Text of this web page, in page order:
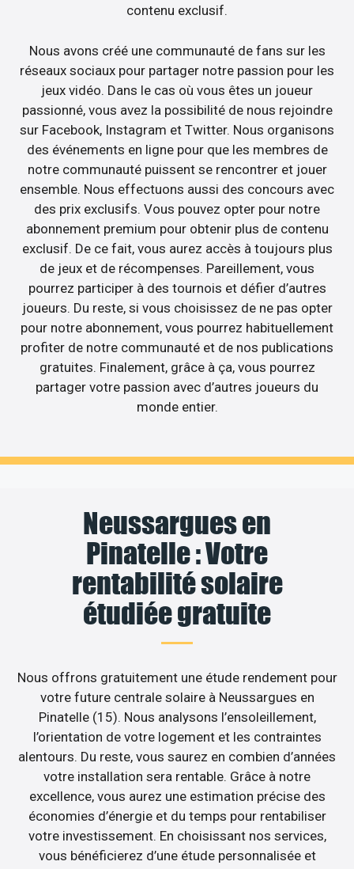
contenu exclusif.
Nous avons créé une communauté de fans sur les
réseaux sociaux pour partager notre passion pour les
jeux vidéo. Dans le cas où vous êtes un joueur
passionné, vous avez la possibilité de nous rejoindre
sur Facebook, Instagram et Twitter. Nous organisons
des événements en ligne pour que les membres de
notre communauté puissent se rencontrer et jouer
ensemble. Nous effectuons aussi des concours avec
des prix exclusifs. Vous pouvez opter pour notre
abonnement premium pour obtenir plus de contenu
exclusif. De ce fait, vous aurez accès à toujours plus
de jeux et de récompenses. Pareillement, vous
pourrez participer à des tournois et défier d’autres
joueurs. Du reste, si vous choisissez de ne pas opter
pour notre abonnement, vous pourrez habituellement
profiter de notre communauté et de nos publications
gratuites. Finalement, grâce à ça, vous pourrez
partager votre passion avec d’autres joueurs du
monde entier.
Neussargues en
Pinatelle : Votre
rentabilité solaire
étudiée gratuite
Nous offrons gratuitement une étude rendement pour
votre future centrale solaire à Neussargues en
Pinatelle (15). Nous analysons l’ensoleillement,
l’orientation de votre logement et les contraintes
alentours. Du reste, vous saurez en combien d’années
votre installation sera rentable. Grâce à notre
excellence, vous aurez une estimation précise des
économies d’énergie et du temps pour rentabiliser
votre investissement. En choisissant nos services,
vous bénéficierez d’une étude personnalisée et